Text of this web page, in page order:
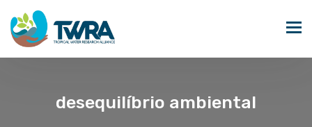
desequilíbrio ambiental